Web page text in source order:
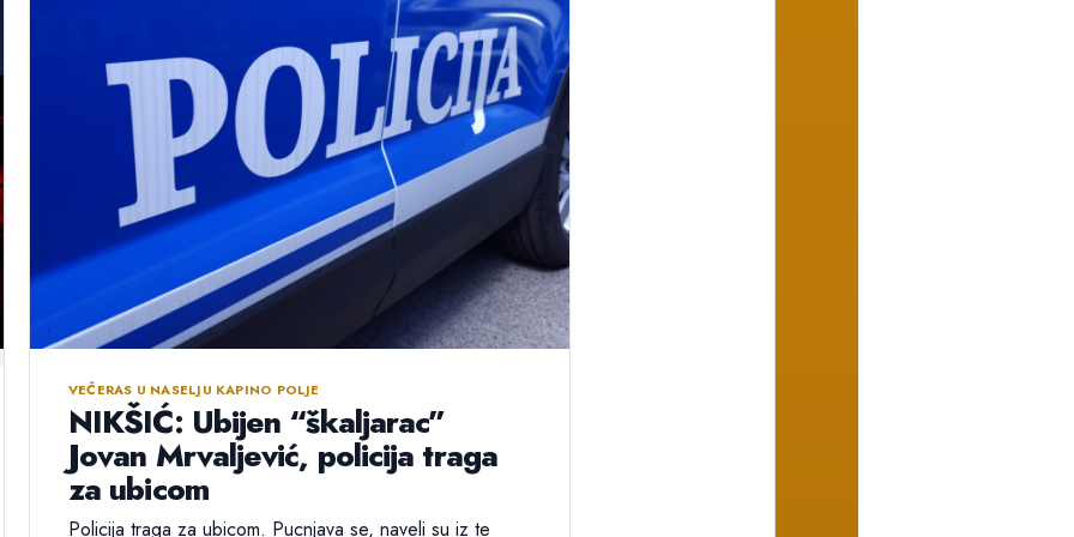
VEČERAS U NASELJU KAPINO POLJE
NIKŠIĆ: Ubijen “škaljarac”
Jovan Mrvaljević, policija traga
za ubicom
Policija traga za ubicom. Pucnjava se, naveli su iz te